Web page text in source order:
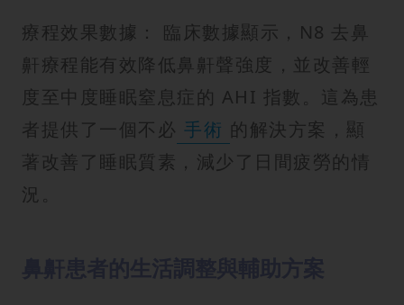
療程效果數據： 臨床數據顯示，N8 去鼻
鼾療程能有效降低鼻鼾聲強度，並改善輕
度至中度睡眠窒息症的 AHI 指數。這為患
者提供了一個不必 手術 的解決方案，顯
著改善了睡眠質素，減少了日間疲勞的情
況。